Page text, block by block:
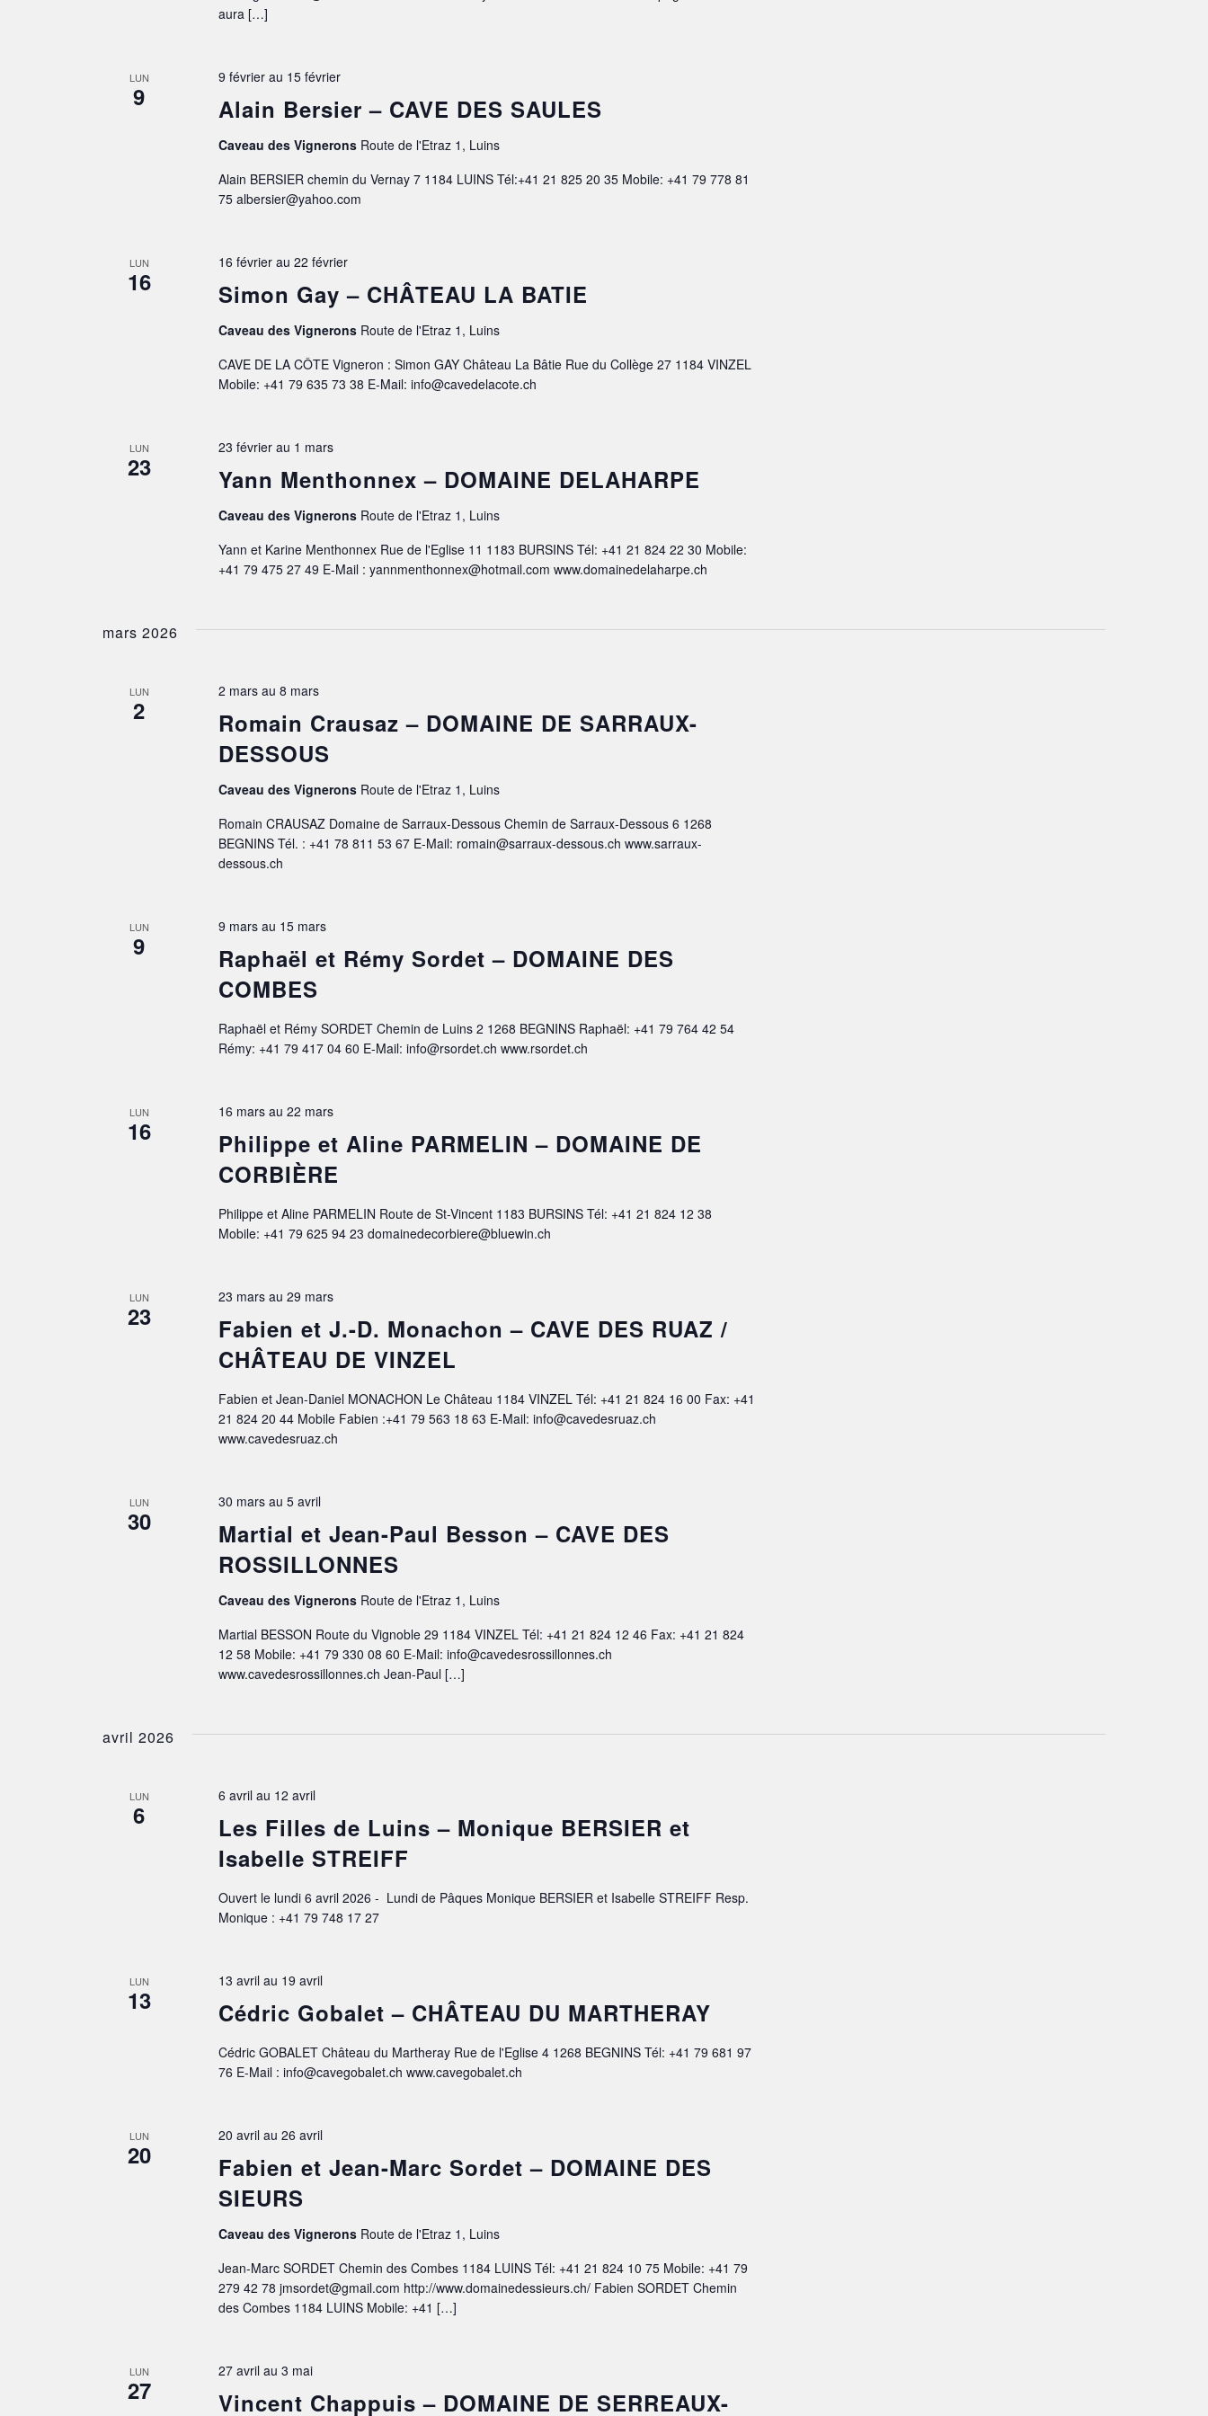
aura […]
LUN
9 Alain Bersier – CAVE DES SAULES
9 février au 15 février
Caveau des Vignerons Route de l'Etraz 1, Luins
Alain BERSIER chemin du Vernay 7 1184 LUINS Tél:+41 21 825 20 35 Mobile: +41 79 778 81
75 albersier@yahoo.com
LUN
16 Simon Gay – CHÂTEAU LA BATIE
16 février au22 février
Caveau des Vignerons Route de l'Etraz 1, Luins
CAVE DE LA CÔTE Vigneron : Simon GAY Château La Bâtie Rue du Collège 27 1184 VINZEL
Mobile: +41 79 635 73 38 E-Mail: info@cavedelacote.ch
LUN
23 Yann Menthonnex – DOMAINE DELAHARPE
23 février au 1 mars
Caveau des Vignerons Route de l'Etraz 1, Luins
Yann et Karine Menthonnex Rue de l'Eglise 11 1183 BURSINS Tél: +41 21 824 22 30 Mobile:
+41 79 475 27 49 E-Mail : yannmenthonnex@hotmail.com www.domainedelaharpe.ch
mars 2026
LUN
2
Romain Crausaz – DOMAINE DE SARRAUX-
DESSOUS
2 mars au8 mars
Caveau des Vignerons Route de l'Etraz 1, Luins
Romain CRAUSAZ Domaine de Sarraux-Dessous Chemin de Sarraux-Dessous 6 1268
BEGNINS Tél. : +41 78 811 53 67 E-Mail: romain@sarraux-dessous.ch www.sarraux-
dessous.ch
LUN
9
Raphaël et Rémy Sordet – DOMAINE DES
COMBES
9 mars au 15 mars
Raphaël et Rémy SORDET Chemin de Luins 2 1268 BEGNINS Raphaël: +41 79 764 42 54
Rémy: +41 79 417 04 60 E-Mail: info@rsordet.ch www.rsordet.ch
LUN
16
Philippe et Aline PARMELIN – DOMAINE DE
CORBIÈRE
16 mars au22 mars
Philippe et Aline PARMELIN Route de St-Vincent 1183 BURSINS Tél: +41 21 824 12 38
Mobile: +41 79 625 94 23 domainedecorbiere@bluewin.ch
LUN
23
Fabien et J.-D. Monachon – CAVE DES RUAZ /
CHÂTEAU DE VINZEL
23 mars au29 mars
Fabien et Jean-Daniel MONACHON Le Château 1184 VINZEL Tél: +41 21 824 16 00 Fax: +41
21 824 20 44 Mobile Fabien :+41 79 563 18 63 E-Mail: info@cavedesruaz.ch
www.cavedesruaz.ch
LUN
30
Martial et Jean-Paul Besson – CAVE DES
ROSSILLONNES
30 mars au5 avril
Caveau des Vignerons Route de l'Etraz 1, Luins
Martial BESSON Route du Vignoble 29 1184 VINZEL Tél: +41 21 824 12 46 Fax: +41 21 824
12 58 Mobile: +41 79 330 08 60 E-Mail: info@cavedesrossillonnes.ch
www.cavedesrossillonnes.ch Jean-Paul […]
avril 2026
LUN
6
Les Filles de Luins – Monique BERSIER et
Isabelle STREIFF
6 avril au 12 avril
Ouvert le lundi 6 avril 2026 - Lundi de Pâques Monique BERSIER et Isabelle STREIFF Resp.
Monique : +41 79 748 17 27
LUN
13 Cédric Gobalet – CHÂTEAU DU MARTHERAY
13 avril au 19 avril
Cédric GOBALET Château du Martheray Rue de l'Eglise 4 1268 BEGNINS Tél: +41 79 681 97
76 E-Mail : info@cavegobalet.ch www.cavegobalet.ch
LUN
20
Fabien et Jean-Marc Sordet – DOMAINE DES
SIEURS
20 avril au26 avril
Caveau des Vignerons Route de l'Etraz 1, Luins
Jean-Marc SORDET Chemin des Combes 1184 LUINS Tél: +41 21 824 10 75 Mobile: +41 79
279 42 78 jmsordet@gmail.com http://www.domainedessieurs.ch/ Fabien SORDET Chemin
des Combes 1184 LUINS Mobile: +41 […]
LUN
27 Vincent Chappuis – DOMAINE DE SERREAUX-
27 avril au3 mai